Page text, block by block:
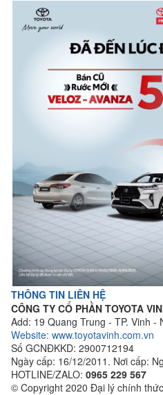
THÔNG TIN LIÊN HỆ
CÔNG TY CỔ PHẦN TOYOTA
Add: 19 Quang Trung - TP. Vinh -
Website: www.toyotavinh.com.vn
Số GCNĐKKD: 2900712194
Ngày cấp: 16/12/2011. Nơi cấp:
HOTLINE/ZALO: 0965 229 567
© Copyright 2020 Đại lý chính